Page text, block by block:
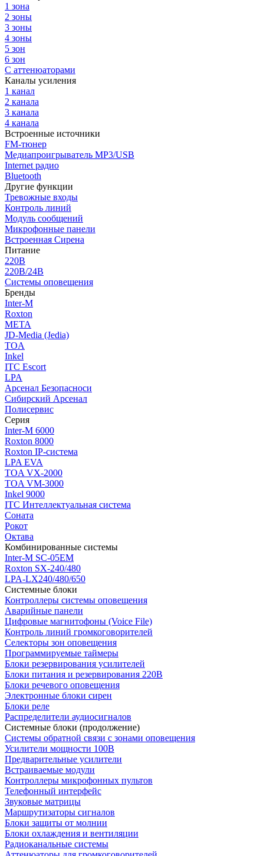
1 зона
2 зоны
3 зоны
4 зоны
5 зон
6 зон
С аттенюаторами
Каналы усиления
1 канал
2 канала
3 канала
4 канала
Встроенные источники
FM-тюнер
Медиапроигрыватель MP3/USB
Internet радио
Bluetooth
Другие функции
Тревожные входы
Контроль линий
Модуль сообщений
Микрофонные панели
Встроенная Сирена
Питание
220В
220В/24В
Системы оповещения
Бренды
Inter-M
Roxton
МЕТА
JD-Media (Jedia)
TOA
Inkel
ITC Escort
LPA
Арсенал Безопасноси
Сибирский Арсенал
Полисервис
Серия
Inter-M 6000
Roxton 8000
Roxton IP-система
LPA EVA
TOA VX-2000
TOA VM-3000
Inkel 9000
ITC Интеллектуальная система
Соната
Рокот
Октава
Комбинированные системы
Inter-M SC-05EM
Roxton SX-240/480
LPA-LX240/480/650
Системные блоки
Контроллеры системы оповещения
Аварийные панели
Цифровые магнитофоны (Voice File)
Контроль линий громкоговорителей
Селекторы зон оповещения
Программируемые таймеры
Блоки резервирования усилителей
Блоки питания и резервирования 220В
Блоки речевого оповещения
Электронные блоки сирен
Блоки реле
Распределители аудиосигналов
Системные блоки (продолжение)
Системы обратной связи с зонами оповещения
Усилители мощности 100В
Предварительные усилители
Встраиваемые модули
Контроллеры микрофонных пультов
Телефонный интерфейс
Звуковые матрицы
Маршрутизаторы сигналов
Блоки защиты от молнии
Блоки охлаждения и вентиляции
Радиоканальные системы